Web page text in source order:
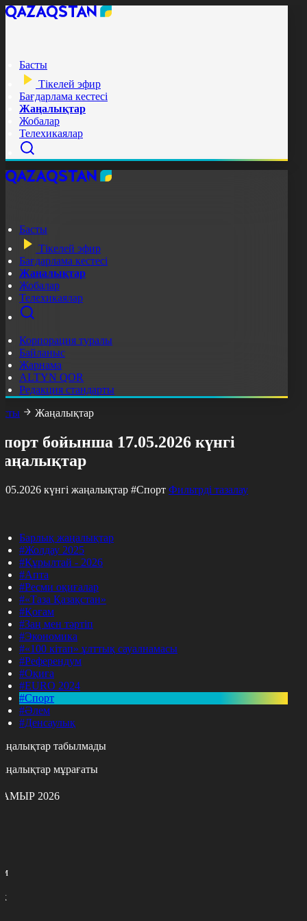
Басты
Тікелей эфир
Бағдарлама кестесі
Жаңалықтар
Жобалар
Телехикаялар
Басты
Тікелей эфир
Бағдарлама кестесі
Жаңалықтар
Жобалар
Телехикаялар
Корпорация туралы
Байланыс
Жарнама
ALTYN QOR
Редакция стандарты
Жаңалықтар
бойынша 17.05.2026 күнгі
күнгі жаңалықтар #Спорт Фильтрді тазалау
Барлық жаңалықтар
#Жолдау 2025
#Құрылтай - 2026
#Апта
#Ресми оқиғалар
#«Таза Қазақстан»
#Қоғам
#Заң мен тәртіп
#Экономика
#«100 кітап» ұлттық сауалнамасы
#Референдум
#Оқиға
#EURO 2024
#Спорт
#Әлем
#Денсаулық
табылмады
мұрағаты
2026